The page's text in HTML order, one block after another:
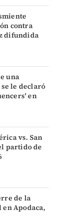
contra
difundida
una
le declaró
en
vs. San
partido de
de la
Apodaca,